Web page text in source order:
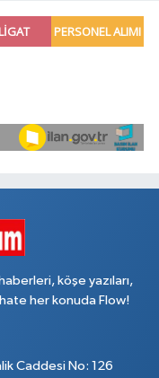
köşe yazıları,
her konuda Flow!
Caddesi No: 126